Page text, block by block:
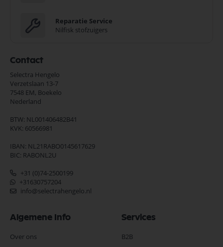
Reparatie Service
Nilfisk stofzuigers
Contact
Selectra Hengelo
Verzetslaan 13-7
7548 EM, Boekelo
Nederland
BTW: NL001406482B41
KVK: 60566981
IBAN: NL21RABO0145617629
BIC: RABONL2U
+31 (0)74-2500199
+31630757204
info@selectrahengelo.nl
Algemene Info
Over ons
Services
B2B